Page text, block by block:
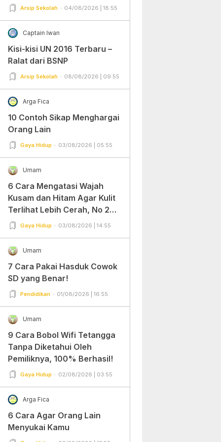
Arsip Sekolah 04/08/2026 | 18:55
Captain Iwan
Kisi-kisi UN 2016 Terbaru –
Ralat dari BSNP
Arsip Sekolah 08/08/2026 | 09:55
Arga Fica
10 Contoh Sikap Menghargai
Orang Lain
Gaya Hidup 03/08/2026 | 05:55
Umam
6 Cara Mengatasi Wajah
Kusam dan Hitam Agar Kulit
Terlihat Lebih Cerah, No 2
Gampang Banget dan Mudah
Gaya Hidup 03/08/2026 | 14:55
Umam
7 Cara Pakai Hasduk Cowok
SD yang Benar!
Pendidikan 01/08/2026 | 16:55
Umam
9 Cara Bobol Wifi Tetangga
Tanpa Diketahui Oleh
Pemiliknya, 100% Berhasil!
Gaya Hidup 02/08/2026 | 03:55
Arga Fica
6 Cara Agar Orang Lain
Menyukai Kamu